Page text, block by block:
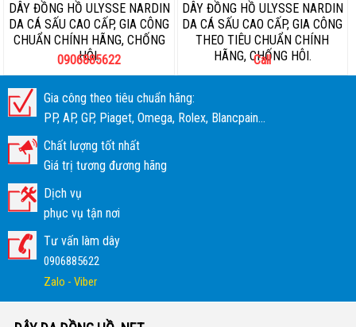
DÂY ĐỒNG HỒ ULYSSE NARDIN
DA CÁ SẤU CAO CẤP, GIA CÔNG
CHUẨN CHÍNH HÃNG, CHỐNG
HÔI.
0906885622
DÂY ĐỒNG HỒ ULYSSE NARDIN
DA CÁ SẤU CAO CẤP, GIA CÔNG
THEO TIÊU CHUẨN CHÍNH
HÃNG, CHỐNG HÔI.
Call
Gia công theo tiêu chuẩn hãng:
PP, AP, GP, Piaget, Omega, Rolex, Blancpain...
Chất lượng tốt nhất
Giá trị tương đương hãng
Dịch vụ
phục vụ tận nơi
Tư vấn làm dây
0906885622
Zalo - Viber